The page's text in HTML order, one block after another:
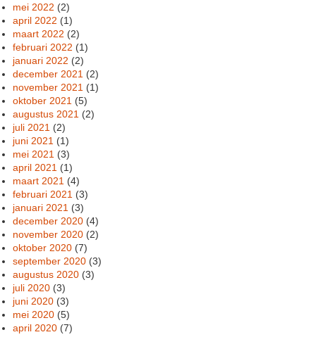
mei 2022 (2)
april 2022 (1)
maart 2022 (2)
februari 2022 (1)
januari 2022 (2)
december 2021 (2)
november 2021 (1)
oktober 2021 (5)
augustus 2021 (2)
juli 2021 (2)
juni 2021 (1)
mei 2021 (3)
april 2021 (1)
maart 2021 (4)
februari 2021 (3)
januari 2021 (3)
december 2020 (4)
november 2020 (2)
oktober 2020 (7)
september 2020 (3)
augustus 2020 (3)
juli 2020 (3)
juni 2020 (3)
mei 2020 (5)
april 2020 (7)